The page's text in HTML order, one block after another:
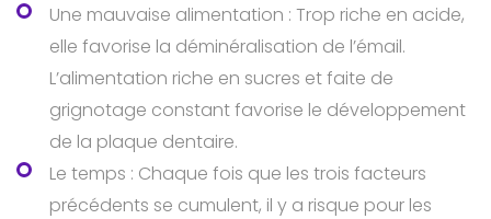
Une mauvaise alimentation : Trop riche en acide,
elle favorise la déminéralisation de l’émail.
L’alimentation riche en sucres et faite de
grignotage constant favorise le développement
de la plaque dentaire.
Le temps : Chaque fois que les trois facteurs
précédents se cumulent, il y a risque pour les